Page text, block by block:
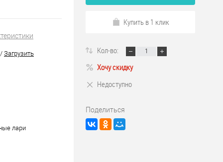
/ Загрузить
лари
Купить в 1 клик
Кол-во:
Хочу скидку
Недоступно
Поделиться